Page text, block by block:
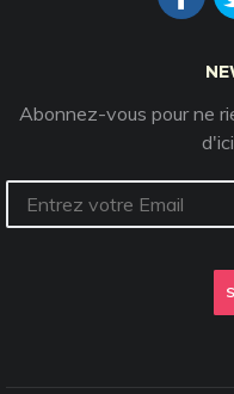
Abonnez-vous pour ne